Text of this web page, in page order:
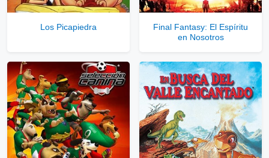
Solo disponible para usuarios registrados.
Comprar Cuenta VIP Aquí!
Los Picapiedra
Final Fantasy: El Espíritu
en Nosotros